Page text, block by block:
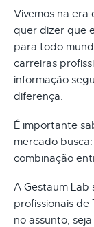
Vivemos na era
quer dizer que
para todo
carreiras
informação
diferença.
É importante
mercado
combinação
A Gestaum Lab
profissionais de
no assunto,